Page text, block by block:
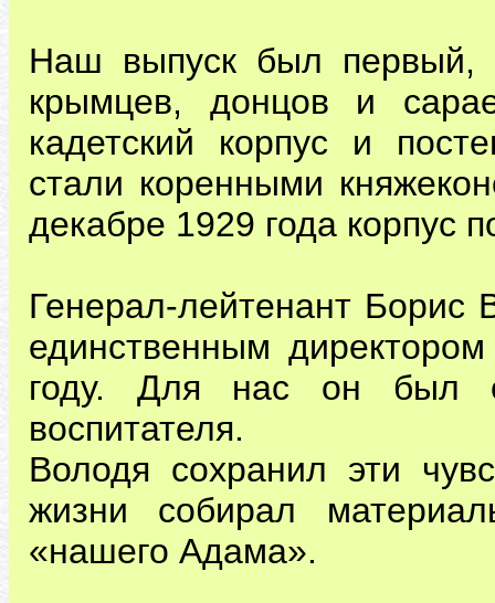
Наш выпуск был первый,
крымцев, донцов и
кадетский корпус и
стали коренными
декабре 1929 года корпус
Генерал-лейтенант
единственным
году. Для нас он был
воспитателя.
Володя сохранил эти
жизни собирал
«нашего Адама».